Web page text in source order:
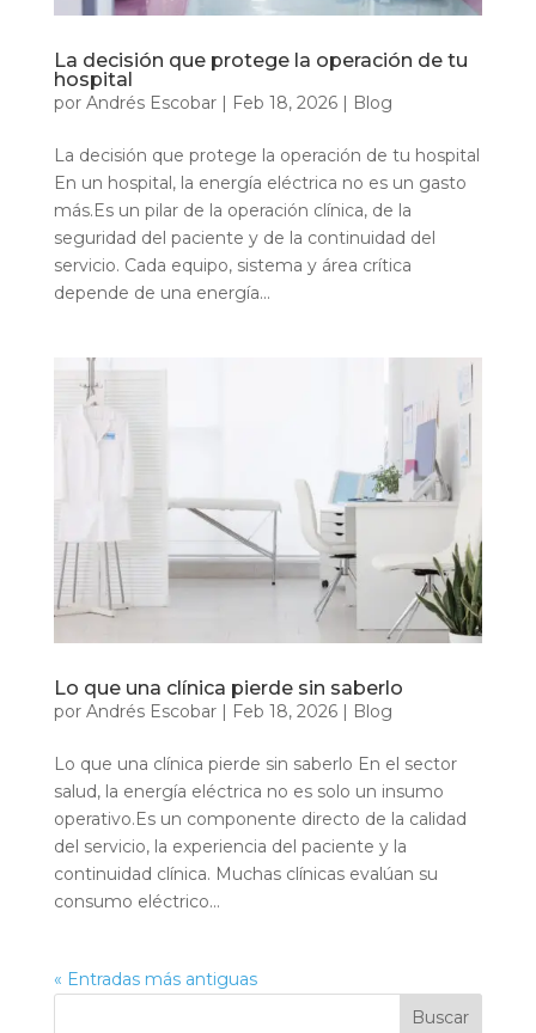
La decisión que protege la operación de tu
hospital
por Andrés Escobar| Feb 18, 2026| Blog
La decisión que protege la operación de tu hospital
En un hospital, la energía eléctrica no es un gasto
más.Es un pilar de la operación clínica, de la
seguridad del paciente y de la continuidad del
servicio. Cada equipo, sistema y área crítica
depende de una energía...
Lo que una clínica pierde sin saberlo
por Andrés Escobar| Feb 18, 2026| Blog
Lo que una clínica pierde sin saberlo En el sector
salud, la energía eléctrica no es solo un insumo
operativo.Es un componente directo de la calidad
del servicio, la experiencia del paciente y la
continuidad clínica. Muchas clínicas evalúan su
consumo eléctrico...
« Entradas más antiguas
Buscar